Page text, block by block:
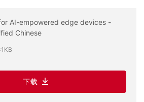
AI-empowered edge devices -
Chinese
下载